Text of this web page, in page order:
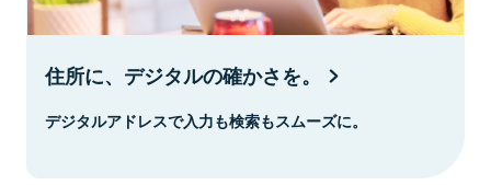
住所に、デジタルの確かさを。
デジタルアドレスで入力も検索もスムーズに。